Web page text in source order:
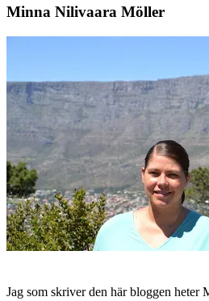
Minna Nilivaara Möller
Jag som skriver den här bloggen heter